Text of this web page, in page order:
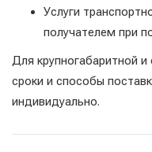
Услуги
получателем при
Для крупногабаритной и
сроки и способы
индивидуально.